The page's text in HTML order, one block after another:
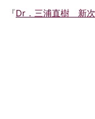
『Dr．三浦直樹 新次